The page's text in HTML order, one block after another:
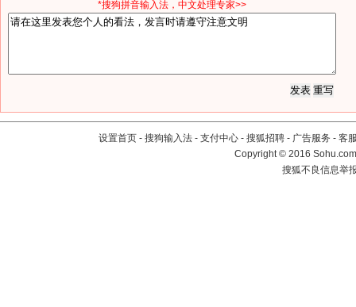
*搜狗拼音输入法，中文处理专家>>
设置首页 - 搜狗输入法 - 支付中心 - 搜狐招聘 - 广告服务 - 客
Copyright©2016
搜狐不良信息举